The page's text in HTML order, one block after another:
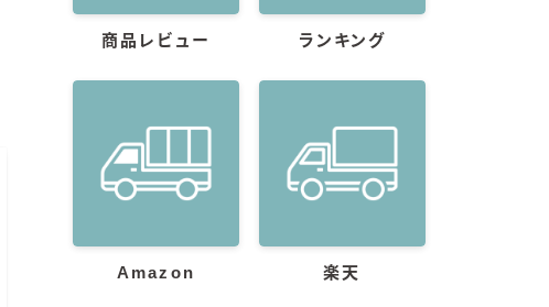
商品レビュー ランキング
Amazon 楽天